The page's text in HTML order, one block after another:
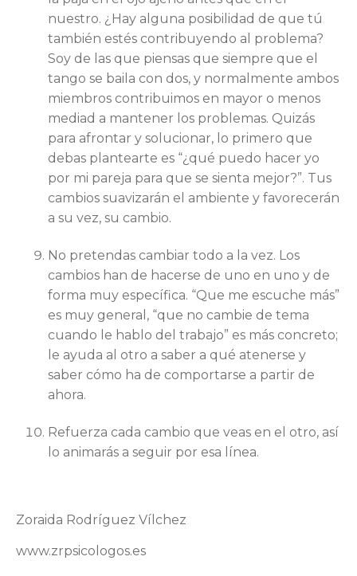
nuestro. ¿Hay alguna posibilidad de que tú
también estés contribuyendo al problema?
Soy de las que piensas que siempre que el
tango se baila con dos, y normalmente ambos
miembros contribuimos en mayor o menos
mediad a mantener los problemas. Quizás
para afrontar y solucionar, lo primero que
debas plantearte es “¿qué puedo hacer yo
por mi pareja para que se sienta mejor?”. Tus
cambios suavizarán el ambiente y favorecerán
a su vez, su cambio.
No pretendas cambiar todo a la vez. Los
cambios han de hacerse de uno en uno y de
forma muy específica. “Que me escuche más”
es muy general, “que no cambie de tema
cuando le hablo del trabajo” es más concreto;
le ayuda al otro a saber a qué atenerse y
saber cómo ha de comportarse a partir de
ahora.
Refuerza cada cambio que veas en el otro, así
lo animarás a seguir por esa línea.
Zoraida Rodríguez Vílchez
www.zrpsicologos.es